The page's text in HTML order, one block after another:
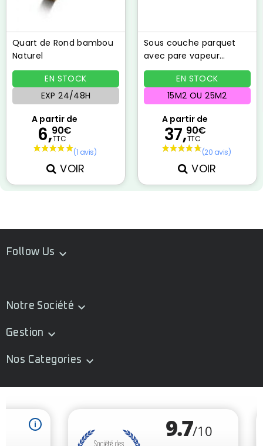
Quart de Rond bambou
Naturel
EN STOCK
EXP 24/48H
A partir de
6,90€
TTC
VOIR
Sous couche parquet
avec pare vapeur
PROVENT
EN STOCK
15M2 OU 25M2
A partir de
37,90€
TTC
VOIR
Follow Us 
Notre Société 
Gestion 
Nos Categories 